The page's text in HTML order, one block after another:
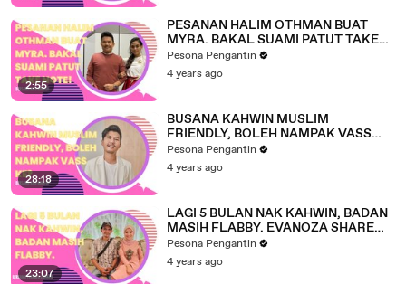
2:55
PESANAN HALIM OTHMAN BUAT
MYRA. BAKAL SUAMI PATUT TAKE
NOTE!
Pesona Pengantin
4 years ago
28:18
BUSANA KAHWIN MUSLIM
FRIENDLY, BOLEH NAMPAK VASS
KE?
Pesona Pengantin
4 years ago
23:07
LAGI 5 BULAN NAK KAHWIN, BADAN
MASIH FLABBY. EVANOZA SHARE
SENAMAN PALING SENANG!
Pesona Pengantin
4 years ago